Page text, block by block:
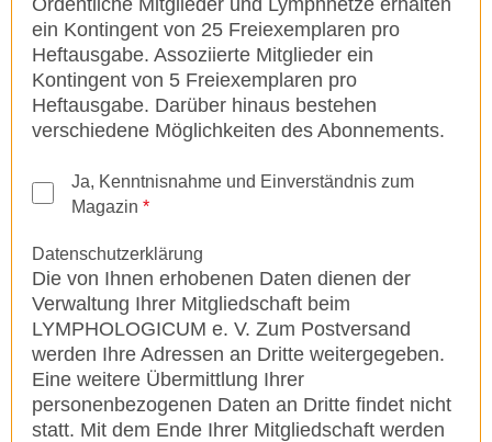
ein Kontingent von 25 Freiexemplaren pro
Heftausgabe. Assoziierte Mitglieder ein
Kontingent von 5 Freiexemplaren pro
Heftausgabe. Darüber hinaus bestehen
verschiedene Möglichkeiten des Abonnements.
Ja, Kenntnisnahme und Einverständnis zum
Magazin *
Datenschutzerklärung
Die von Ihnen erhobenen Daten dienen der
Verwaltung Ihrer Mitgliedschaft beim
LYMPHOLOGICUM e. V. Zum Postversand
werden Ihre Adressen an Dritte weitergegeben.
Eine weitere Übermittlung Ihrer
personenbezogenen Daten an Dritte findet nicht
statt. Mit dem Ende Ihrer Mitgliedschaft werden